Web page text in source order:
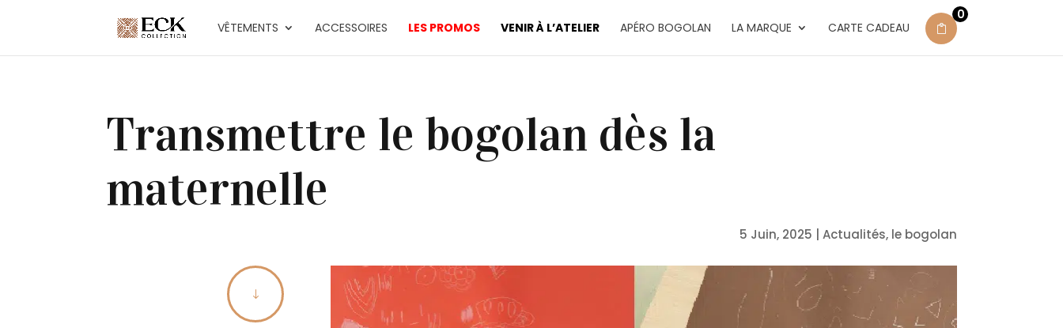
VÊTEMENTS ACCESSOIRES LES PROMOS VENIR À L’ATELIER APÉRO BOGOLAN LA MARQUE CARTE CADEAU
0
Transmettre le bogolan dès la
maternelle
5 Juin, 2025 Actualités, le bogolan
"